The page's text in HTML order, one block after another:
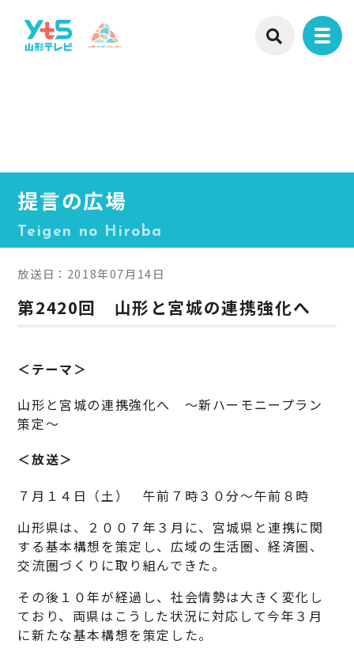
提言の広場
Teigen no Hiroba
放送日：2018年07月14日
第2420回 山形と宮城の連携強化へ
＜テーマ＞
山形と宮城の連携強化へ ～新ハーモニープラン
策定～
＜放送＞
７月１４日（土） 午前７時３０分～午前８時
山形県は、２００７年３月に、宮城県と連携に関
する基本構想を策定し、広域の生活圏、経済圏、
交流圏づくりに取り組んできた。
その後１０年が経過し、社会情勢は大きく変化し
ており、両県はこうした状況に対応して今年３月
に新たな基本構想を策定した。